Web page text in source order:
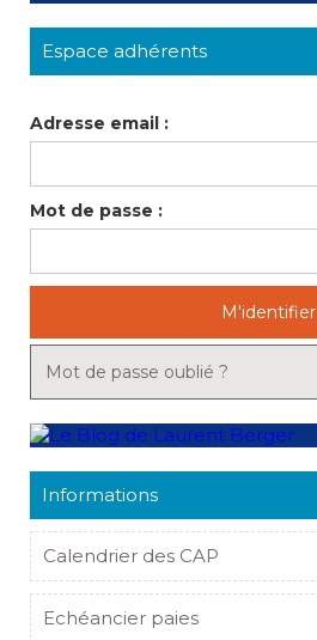
Espace adhérents
Adresse email :
Mot de passe :
M'identifier
Mot de passe oublié ?
Informations
Calendrier des CAP
Echéancier paies